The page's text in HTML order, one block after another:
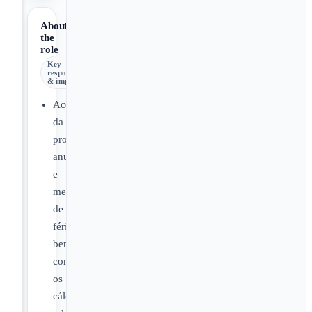
About
the
role
Key
responsibilities
& impact
Acompanhamento
da
programação
anual
e
mensal
de
férias,
bem
como
os
cálculos